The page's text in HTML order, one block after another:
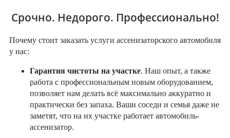
Срочно. Недорого. Профессионально!
Почему стоит заказать услуги ассенизаторского автомобиля
у нас:
Гарантия чистоты на участке. Наш опыт, а также
работа с профессиональным новым оборудованием,
позволяет нам делать всё максимально аккуратно и
практически без запаха. Ваши соседи и семья даже не
заметят, что на их участке работает автомобиль-
ассенизатор.